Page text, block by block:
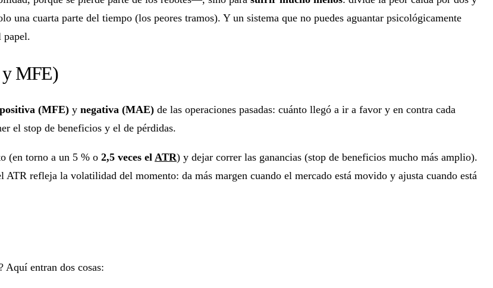
una cuarta parte del tiempo (los peores tramos). Y un sistema que no puedes aguantar psicológicamente
papel.
y MFE)
(MFE) y negativa (MAE) de las operaciones pasadas: cuánto llegó a ir a favor y en contra cada
el stop de beneficios y el de pérdidas.
(en torno a un 5 % o 2,5 veces el ATR) y dejar correr las ganancias (stop de beneficios mucho más amplio).
refleja la volatilidad del momento: da más margen cuando el mercado está movido y ajusta cuando está
Aquí entran dos cosas: